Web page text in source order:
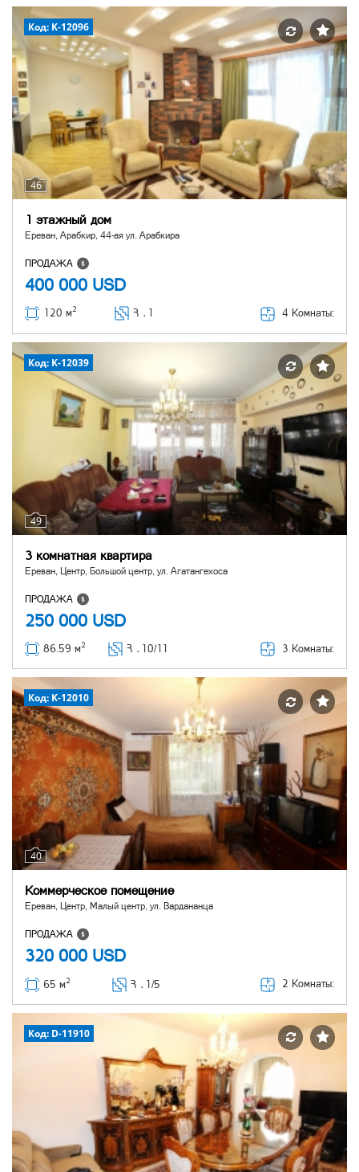
46
Код: K-12096
1 этажный дом
Ереван, Арабкир, 44-ая ул. Арабкира
ПРОДАЖА
400 000 USD
120 м2 Հ ․ 1 4 Комнаты:
49
Код: K-12039
3 комнатная квартира
Ереван, Центр, Большой центр, ул. Агатангехоса
ПРОДАЖА
250 000 USD
86.59 м2 Հ ․ 10/11 3 Комнаты:
40
Код: K-12010
Коммерческое помещение
Ереван, Центр, Малый центр, ул. Вардананца
ПРОДАЖА
320 000 USD
65 м2 Հ ․ 1/5 2 Комнаты:
Код: D-11910